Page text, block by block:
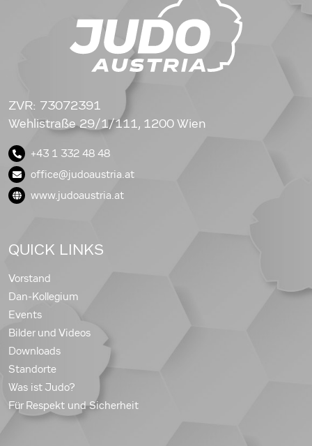
ZVR: 73072391
Wehlistraße 29/1/111, 1200 Wien
+43 1 332 48 48
office@judoaustria.at
www.judoaustria.at
QUICK LINKS
Vorstand
Dan-Kollegium
Events
Bilder und Videos
Downloads
Standorte
Was ist Judo?
Für Respekt und Sicherheit